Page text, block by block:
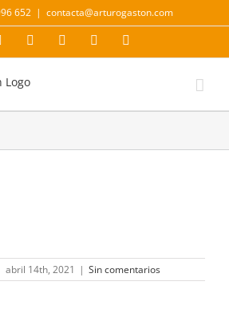
652 | contacta@arturogaston.com
YouTubeInstagramLinkedIn
abril 14th, 2021 | Sin comentarios